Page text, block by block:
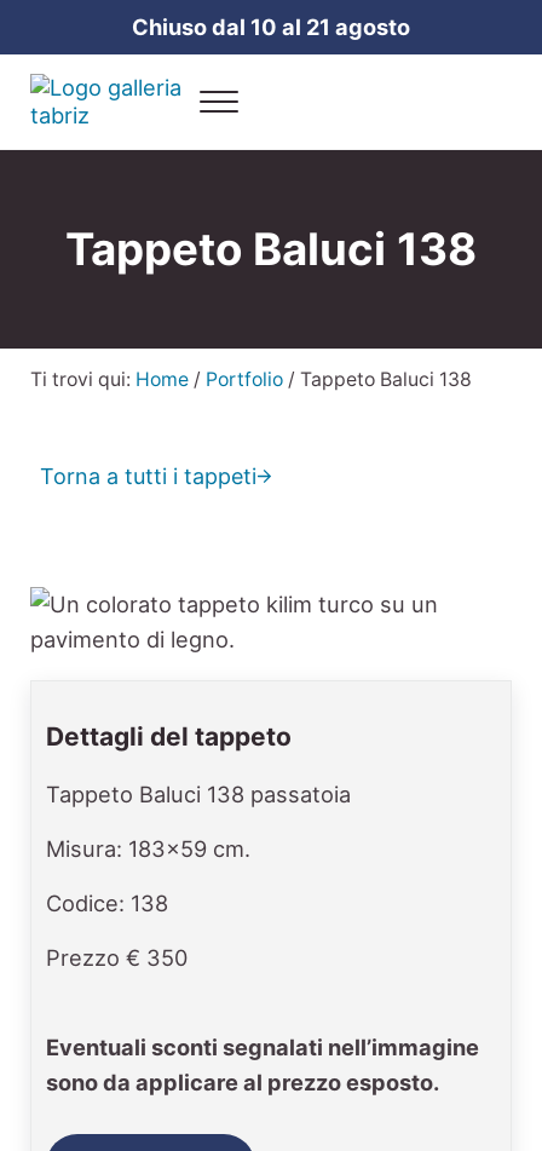
Passa al contenuto principale
Skip to header right navigation
Skip to site footerChiuso dal 10 al 21 agosto
Galleria Tabriz
Menu
Tappeto Baluci 138
Ti trovi qui: Home / Portfolio /Tappeto Baluci 138
Torna a tutti i tappeti
Dettagli del tappeto
Tappeto Baluci 138 passatoia
Misura: 183x59 cm.
Codice: 138
Prezzo € 350
Eventuali sconti segnalati nell’immagine
sono da applicare al prezzo esposto.